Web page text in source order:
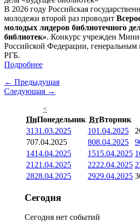
В 2026 году Российская
молодежи второй раз проводит
молодых лидеров библиотечного
библиотек». Конкурс учрежден
Российской Федерации, генеральным
РГБ.
Подробнее
← Предыдущая
Следующая →
<
ПнПонедельник ВтВторник
3131.03.2025 101.04.2025 2
707.04.2025 808.04.2025 9
1414.04.2025 1515.04.2025
21 21.04.2025 2222.04.2025
2828.04.2025 2929.04.2025
Сегодня
Сегодня нет событий